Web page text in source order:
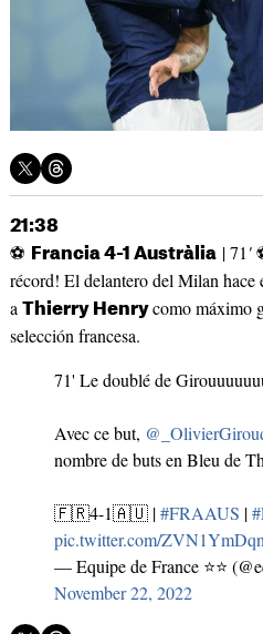
21:38
⚽ Francia 4-1 Austràlia| 71 '
récord! El delantero del Milan hace
a Thierry Henrycomo máximo
selección francesa.
71' Le doublé de
Avec ce but,
nombre de buts en Bleu de
🇫🇷4-1🇦🇺 |#FRAAUS |
pic.twitter.com/
— Equipe de France ⭐⭐
November 22, 2022